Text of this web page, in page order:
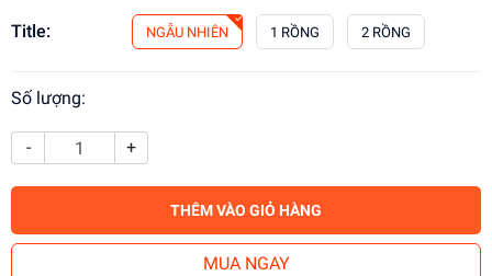
Title: NGẪU NHIÊN 1 RỒNG 2 RỒNG
Số lượng:
- +
THÊM VÀO GIỎ HÀNG
MUA NGAY